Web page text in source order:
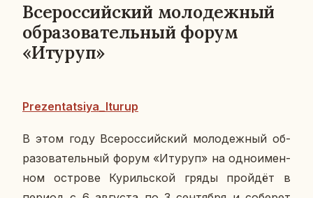
Всероссийский молодежный
образовательный форум
«Итуруп»
Prezentatsiya_Iturup
В этом году Все­рос­сий­ский мо­ло­деж­ный об­
ра­зо­ва­тель­ный форум «Итуруп» на од­но­имен­
ном ост­ро­ве Ку­риль­ской гряды прой­дёт в